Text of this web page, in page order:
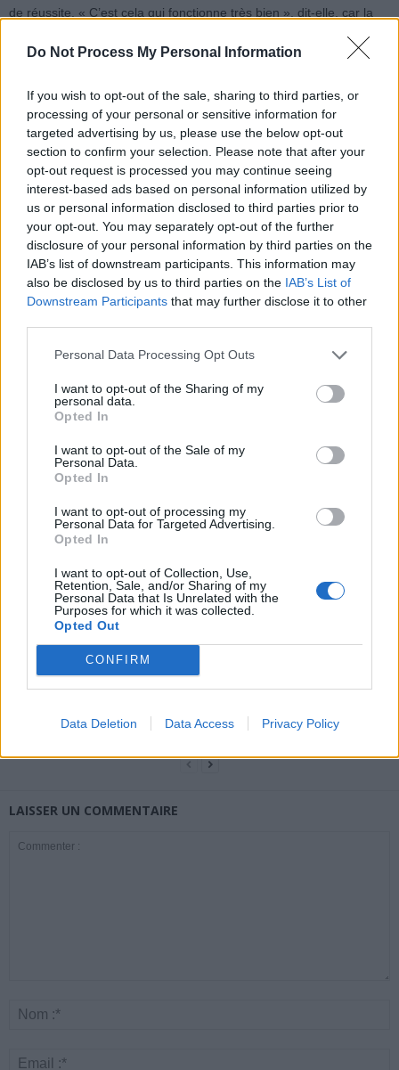
Do Not Process My Personal Information
If you wish to opt-out of the sale, sharing to third parties, or
processing of your personal or sensitive information for
targeted advertising by us, please use the below opt-out
section to confirm your selection. Please note that after your
opt-out request is processed you may continue seeing
interest-based ads based on personal information utilized by
us or personal information disclosed to third parties prior to
your opt-out. You may separately opt-out of the further
disclosure of your personal information by third parties on the
IAB’s list of downstream participants. This information may
also be disclosed by us to third parties on the IAB’s List of
Downstream Participants that may further disclose it to other
Personal Data Processing Opt Outs
I want to opt-out of the Sharing of my
personal data.
Opted In
I want to opt-out of the Sale of my
Personal Data.
Opted In
I want to opt-out of processing my
Personal Data for Targeted Advertising.
Opted In
I want to opt-out of Collection, Use,
Retention, Sale, and/or Sharing of my
Personal Data that Is Unrelated with the
Purposes for which it was collected.
Opted Out
CONFIRM
Data Deletion Data Access Privacy Policy
de réussite. « C’est cela qui fonctionne très bien », dit-elle, car la
campagne est « motivante, positive et non stigmatisante ». Le fait
de faire cette démarche avec d’autres donne un sentiment de
Enfin, le Dry January est aussi une opportunité d’observer si l’on
est obligé de boire à chaque occasion. C’est une façon de faire une
« détox » et de réfléchir à des alternatives pour sortir des habitudes
de consommation liées à la société ou aux événements sociaux.
naturels pour soulager
rapidement la douleur
neige, cette habitude peut
vous tuer
news
ARTICLES CONNEXES PLUS DE L'AUTEUR
cardiologues pour
lunettes de sécurité
combattre le cancer
buccal
LAISSER UN COMMENTAIRE